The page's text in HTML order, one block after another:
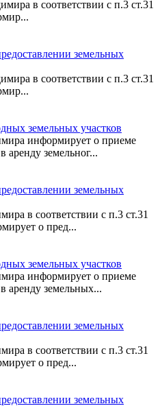
в соответствии с п.3 ст.31
земельных
в соответствии с п.3 ст.31
земельных участков
информирует о приеме
аренду земельног...
земельных
в соответствии с п.3 ст.31
о пред...
земельных участков
информирует о приеме
аренду земельных...
земельных
в соответствии с п.3 ст.31
о пред...
земельных